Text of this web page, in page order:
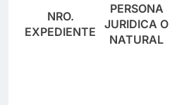
NRO.
EXPEDIENTE
PERSONA
JURIDICA O
NATURAL